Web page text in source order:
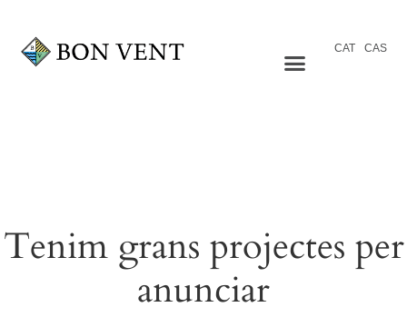
CAT CAS
Tenim grans projectes per
anunciar